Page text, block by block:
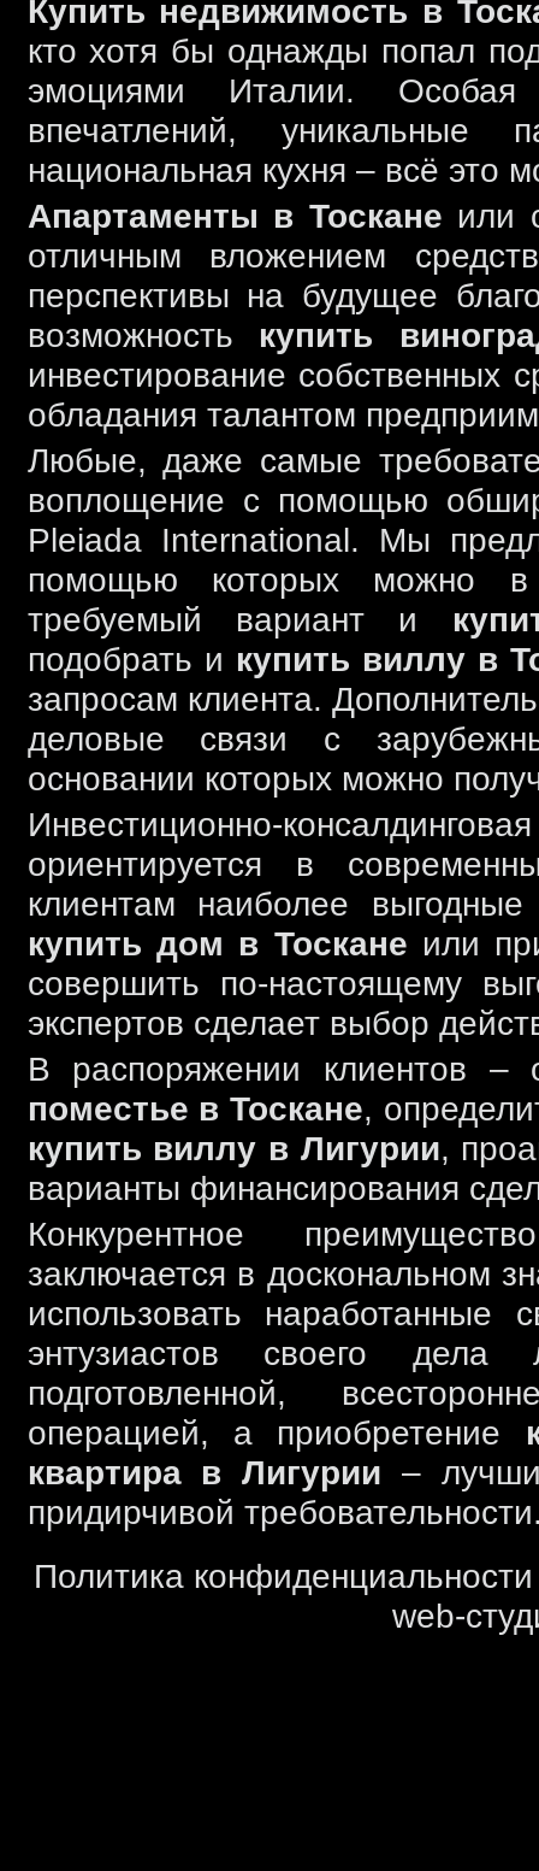
Купить недвижимость в
кто хотя бы однажды попал
эмоциями Италии.
впечатлений,
национальная кухня – всё это
Апартаменты в Тоскане или
отличным вложением
перспективы на будущее
возможность купить
инвестирование собственных
обладания талантом
Любые, даже самые
воплощение с помощью
Pleiada International. Мы
помощью которых можно в
требуемый вариант и
подобрать и купить виллу в
запросам клиента.
деловые связи с
основании которых можно
Инвестиционно-
ориентируется в
клиентам наиболее
купить дом в Тоскане или
совершить по-настоящему
экспертов сделает выбор
В распоряжении клиентов
поместье в Тоскане,
купить виллу в Лигурии,
варианты финансирования
Конкурентное
заключается в доскональном
использовать
энтузиастов своего
подготовленной,
операцией, а приобретение
квартира в Лигурии –
придирчивой
Политика конфиденциальности
web-